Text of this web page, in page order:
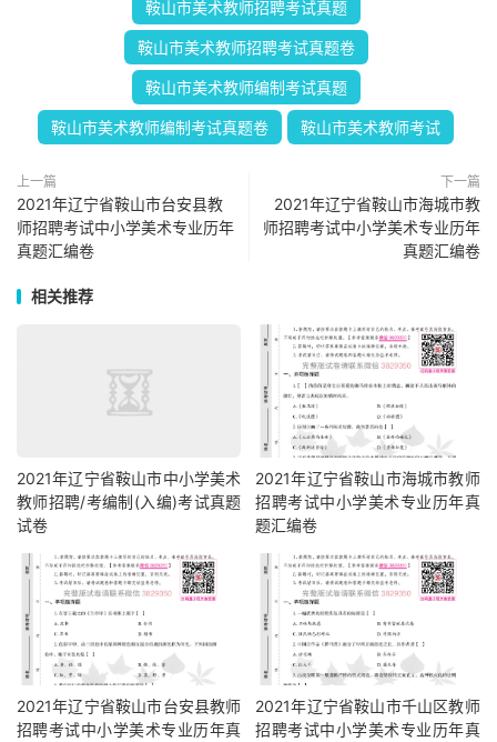
鞍山市美术教师招聘考试真题
鞍山市美术教师招聘考试真题卷
鞍山市美术教师编制考试真题
鞍山市美术教师编制考试真题卷 鞍山市美术教师考试
上一篇
2021年辽宁省鞍山市台安县教
师招聘考试中小学美术专业历年
真题汇编卷
下一篇
2021年辽宁省鞍山市海城市教
师招聘考试中小学美术专业历年
真题汇编卷
相关推荐
2021年辽宁省鞍山市中小学美术
教师招聘/考编制(入编)考试真题
试卷
2021年辽宁省鞍山市海城市教师
招聘考试中小学美术专业历年真
题汇编卷
2021年辽宁省鞍山市台安县教师
招聘考试中小学美术专业历年真
2021年辽宁省鞍山市千山区教师
招聘考试中小学美术专业历年真